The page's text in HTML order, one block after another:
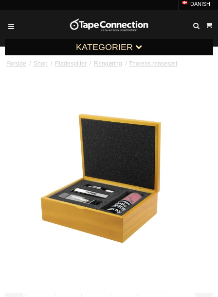
DANISH
KATEGORIER
Forside / Shop / Pladespiller / Rengøring / Thorens rensesæt